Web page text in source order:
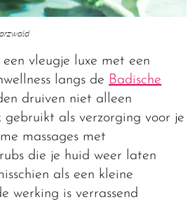
vleugje luxe met een
langs de Badische
druiven niet alleen
gebruikt als verzorging voor je
massages met
die je huid weer laten
als een kleine
werking is verrassend